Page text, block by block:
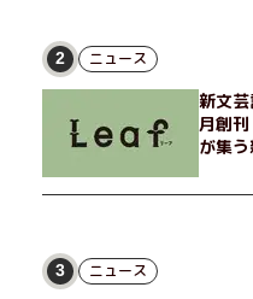
げたり、部屋でふたりだけの
独身、幼なじみの変わらぬ友
2 ニュース
新文
月創
が集
3 ニュース